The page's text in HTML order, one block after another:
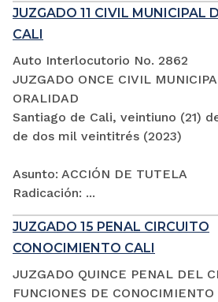
JUZGADO 11 CIVIL MUNICIPAL
CALI
Auto Interlocutorio No. 2862
JUZGADO ONCE CIVIL
ORALIDAD
Santiago de Cali, veintiuno (21)
de dos mil veintitrés (2023)
Asunto: ACCIÓN DE TUTELA
Radicación: ...
JUZGADO 15 PENAL CIRCUITO
CONOCIMIENTO CALI
JUZGADO QUINCE PENAL DEL
FUNCIONES DE